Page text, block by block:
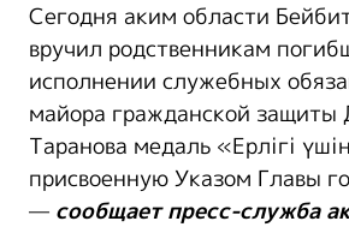
Сегодня аким области
вручил родственникам
исполнении служебных
майора гражданской защиты
Таранова медаль «Ерлігі
присвоенную Указом Главы
— сообщает пресс-служба